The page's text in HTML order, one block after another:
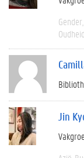
Gender
Oudheid
Jin